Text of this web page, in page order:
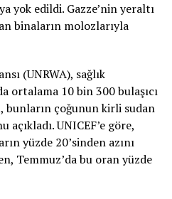
yok edildi. Gazze’nin yeraltı
binaların molozlarıyla
(UNRWA), sağlık
ortalama 10 bin 300 bulaşıcı
bunların çoğunun kirli sudan
UNICEF’e göre,
yüzde 20’sinden azını
Temmuz’da bu oran yüzde